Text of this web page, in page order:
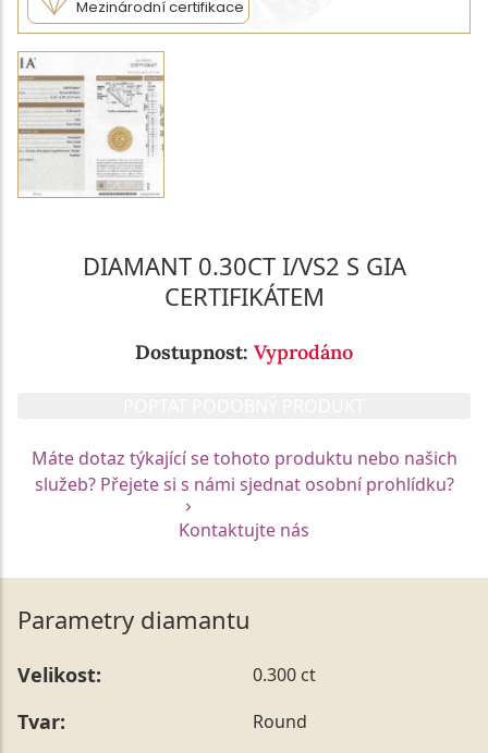
Mezinárodní certifikace
DIAMANT 0.30CT I/VS2 S GIA
CERTIFIKÁTEM
Dostupnost: Vyprodáno
Máte dotaz týkající se tohoto produktu nebo našich
služeb? Přejete si s námi sjednat osobní prohlídku?
Kontaktujte nás
Parametry diamantu
Velikost: 0.300 ct
Tvar: Round